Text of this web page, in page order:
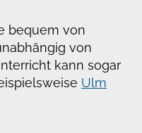
bequem von
von
kann sogar
Ulm